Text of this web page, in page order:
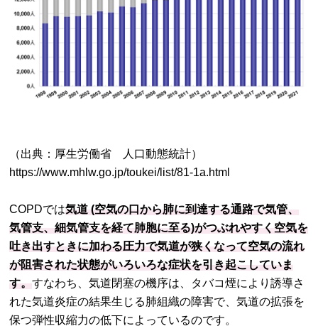
（出典：厚生労働省 人口動態統計）
https://www.mhlw.go.jp/toukei/list/81-1a.html
COPDでは気道 (空気の口から肺に到達する通路で気管、
気管支、細気管支を経て肺胞に至る)がつぶれやすく空気を
吐き出すときに加わる圧力で気道が狭くなって空気の流れ
が阻害された状態がいろいろな症状を引き起こしていま
す。すなわち、気道閉塞の機序は、タバコ煙により誘導さ
れた気道炎症の結果生じる肺組織の障害で、気道の拡張を
保つ弾性収縮力の低下によっているのです。